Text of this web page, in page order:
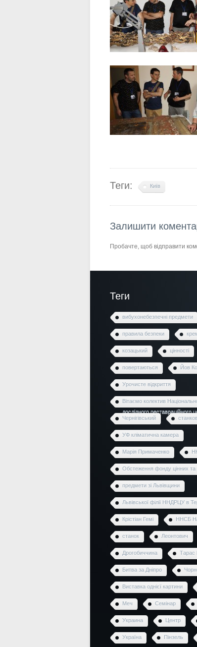
Теги: Київ
Залишити
Пробачте, щоб відправити
Теги
вибухонебезпечні предмети
правила безпеки
козацький цінності
повертаються Йов
Урочисте відкриття
Вітаємо колектив
дослідного реставраційного
Чернігівський
УФ кліматична камера
Марія Примаченко
Обстеження фонду цінних та
предмети зі Львівщини
Львівської філії ННДРЦУ в
Крістіан Гемі ННСБ
станок Леонтович
Дрогобиччина Тарас
Битва за Дніпро
Виставка однієї картини
Меч Семінар
Украина Центр
Україна Пінзель